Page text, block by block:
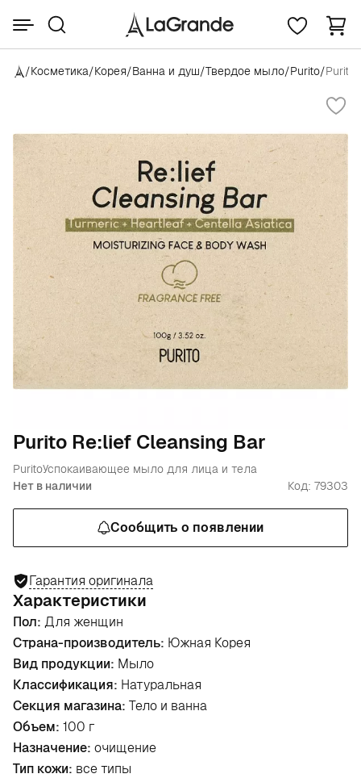
/Косметика/Корея/Ванна и душ/Твердое мыло/Purito/Purito
Purito Re:lief Cleansing Bar
PuritoУспокаивающее мыло для лица и тела
Нет в наличии
Код: 79303
Сообщить о появлении
Гарантия оригинала
Характеристики
Пол: Для женщин
Страна-производитель: Южная Корея
Вид продукции: Мыло
Классификация: Натуральная
Секция магазина: Тело и ванна
Объем: 100 г
Назначение: очищение
Тип кожи: все типы